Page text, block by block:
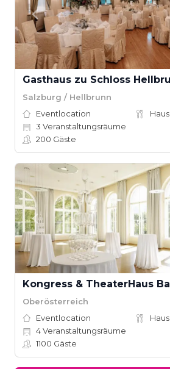
Gasthaus zu Schloss
Salzburg / Hellbrunn
Eventlocation
3 Veranstaltungsräume
200 Gäste
Kongress & TheaterHaus
Oberösterreich
Eventlocation
4Veranstaltungsräume
1100 Gäste